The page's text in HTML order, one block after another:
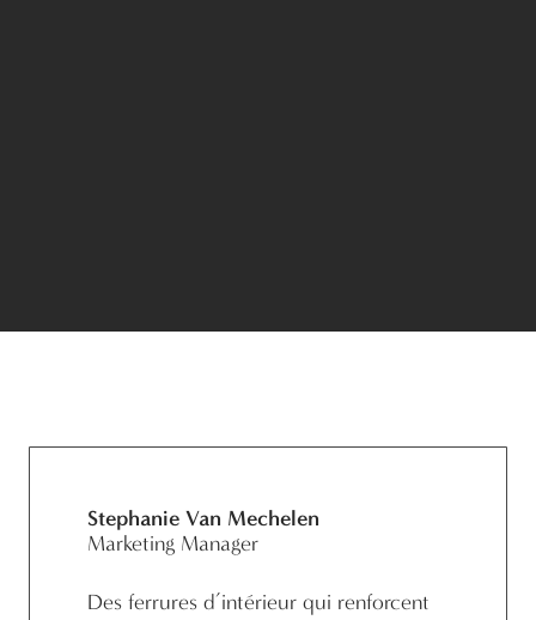
Stephanie Van Mechelen
Marketing Manager
Des ferrures d’intérieur qui renforcent